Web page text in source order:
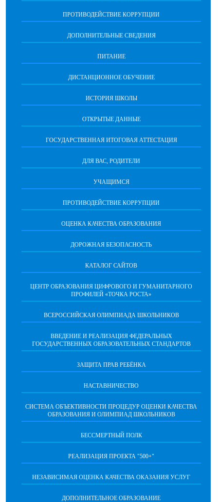
ПРОТИВОДЕЙСТВИЕ КОРРУПЦИИ
ДОПОЛНИТЕЛЬНЫЕ СВЕДЕНИЯ
ПИТАНИЕ
ДИСТАНЦИОННОЕ ОБУЧЕНИЕ
ИСТОРИЯ ШКОЛЫ
ОТКРЫТЫЕ ДАННЫЕ
ГОСУДАРСТВЕННАЯ ИТОГОВАЯ АТТЕСТАЦИЯ
ДЛЯ ВАС, РОДИТЕЛИ
УЧАЩИМСЯ
ПРОТИВОДЕЙСТВИЕ КОРРУПЦИИ
ОЦЕНКА КАЧЕСТВА ОБРАЗОВАНИЯ
ДОРОЖНАЯ БЕЗОПАСНОСТЬ
КАТАЛОГ САЙТОВ
ЦЕНТР ОБРАЗОВАНИЯ ЦИФРОВОГО И ГУМАНИТАРНОГО
ПРОФИЛЕЙ «ТОЧКА РОСТА»
ВСЕРОССИЙСКАЯ ОЛИМПИАДА ШКОЛЬНИКОВ
ВВЕДЕНИЕ И РЕАЛИЗАЦИЯ ФЕДЕРАЛЬНЫХ
ГОСУДАРСТВЕННЫХ ОБРАЗОВАТЕЛЬНЫХ СТАНДАРТОВ
ЗАЩИТА ПРАВ РЕБЁНКА
НАСТАВНИЧЕСТВО
CИСТЕМА ОБЪЕКТИВНОСТИ ПРОЦЕДУР ОЦЕНКИ КАЧЕСТВА
ОБРАЗОВАНИЯ И ОЛИМПИАД ШКОЛЬНИКОВ
БЕССМЕРТНЫЙ ПОЛК
РЕАЛИЗАЦИЯ ПРОЕКТА "500+"
НЕЗАВИСИМАЯ ОЦЕНКА КАЧЕСТВА ОКАЗАНИЯ УСЛУГ
ДОПОЛНИТЕЛЬНОЕ ОБРАЗОВАНИЕ